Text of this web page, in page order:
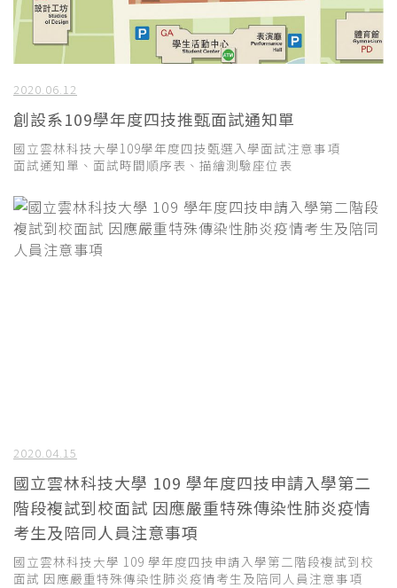
2020.06.12
創設系109學年度四技推甄面試通知單
國立雲林科技大學109學年度四技甄選入學面試注意事項
面試通知單、面試時間順序表、描繪測驗座位表
2020.04.15
國立雲林科技大學 109 學年度四技申請入學第二
階段複試到校面試 因應嚴重特殊傳染性肺炎疫情
考生及陪同人員注意事項
國立雲林科技大學 109 學年度四技申請入學第二階段複試到校
面試 因應嚴重特殊傳染性肺炎疫情考生及陪同人員注意事項